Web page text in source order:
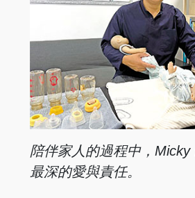
陪伴家人的過程中，Micky
最深的愛與責任。